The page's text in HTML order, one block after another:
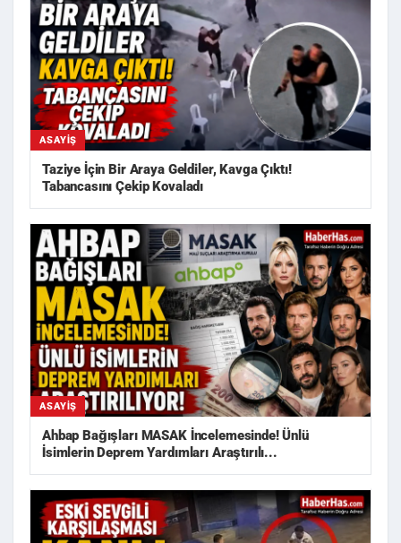
ASAYIŞ
Taziye İçin Bir Araya Geldiler, Kavga Çıktı!
Tabancasını Çekip Kovaladı
ASAYIŞ
Ahbap Bağışları MASAK İncelemesinde! Ünlü
İsimlerin Deprem Yardımları Araştırılı...